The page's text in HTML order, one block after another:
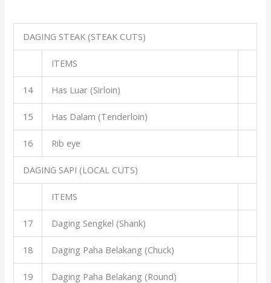
DAGING STEAK (STEAK CUTS)
ITEMS
14 Has Luar (Sirloin)
15 Has Dalam (Tenderloin)
16 Rib eye
DAGING SAPI (LOCAL CUTS)
ITEMS
17 Daging Sengkel (Shank)
18 Daging Paha Belakang (Chuck)
19 Daging Paha Belakang (Round)